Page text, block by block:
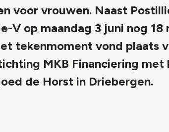
voor vrouwen. Naast
V op maandag 3 juni nog 18
tekenmoment vond plaats
MKB Financiering
de Horst in Driebergen.